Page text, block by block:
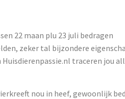
22 maan plu 23 juli bedragen
zeker tal bijzondere
traceren jou
nou in heef, gewoonlijk